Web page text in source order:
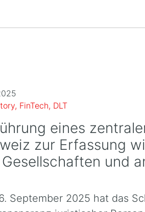
FinTech, DLT
eines
zur Erfassung
und
September 2025 hat das